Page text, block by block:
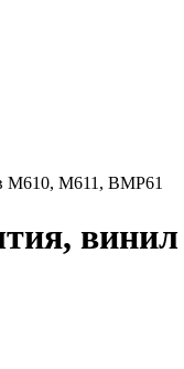
M610, M611, BMP61